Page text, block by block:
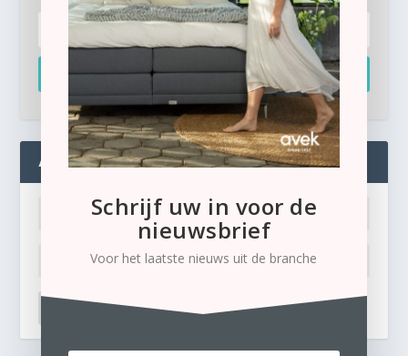
Inschrijven
ADMIN
Ik ben mijn wachtwoord kwijt
Schrijf uw in voor de
nieuwsbrief
Voor het laatste nieuws uit de branche